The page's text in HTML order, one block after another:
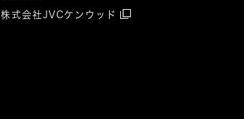
株式会社JVCケンウッド